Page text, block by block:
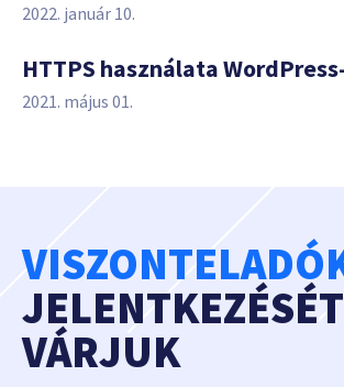
2022. január 10.
HTTPS használata
2021. május 01.
JELENTKEZÉSÉT
VÁRJUK